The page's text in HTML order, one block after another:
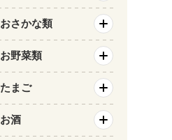
おさかな類
お野菜類
たまご
お酒